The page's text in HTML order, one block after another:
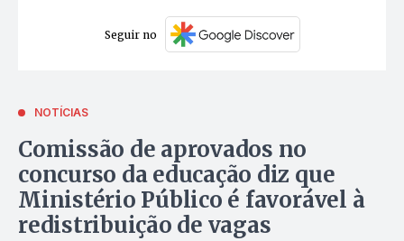
Seguir no
NOTÍCIAS
Comissão de aprovados no
concurso da educação diz que
Ministério Público é favorável à
redistribuição de vagas